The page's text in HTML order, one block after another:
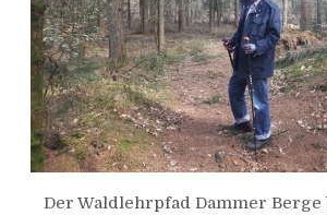
Der Waldlehrpfad Dammer